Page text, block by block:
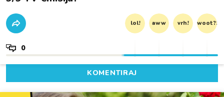
lol! aww vrh! woot?!
0
KOMENTIRAJ